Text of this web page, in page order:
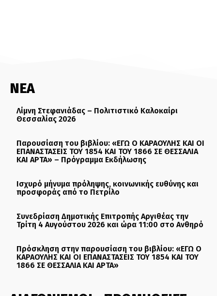
ΝΕΑ
Λίμνη Στεφανιάδας – Πολιτιστικό Καλοκαίρι
Θεσσαλίας 2026
Παρουσίαση του βιβλίου: «ΕΓΩ Ο ΚΑΡΑΟΥΛΗΣ ΚΑΙ ΟΙ
ΕΠΑΝΑΣΤΑΣΕΙΣ ΤΟΥ 1854 ΚΑΙ ΤΟΥ 1866 ΣΕ ΘΕΣΣΑΛΙΑ
ΚΑΙ ΑΡΤΑ» – Πρόγραμμα Εκδήλωσης
Ισχυρό μήνυμα πρόληψης, κοινωνικής ευθύνης και
προσφοράς από το Πετρίλο
Συνεδρίαση Δημοτικής Επιτροπής Αργιθέας την
Τρίτη 4 Αυγούστου 2026 και ώρα 11:00 στο Ανθηρό
Πρόσκληση στην παρουσίαση του βιβλίου: «ΕΓΩ Ο
ΚΑΡΑΟΥΛΗΣ ΚΑΙ ΟΙ ΕΠΑΝΑΣΤΑΣΕΙΣ ΤΟΥ 1854 ΚΑΙ ΤΟΥ
1866 ΣΕ ΘΕΣΣΑΛΙΑ ΚΑΙ ΑΡΤΑ»